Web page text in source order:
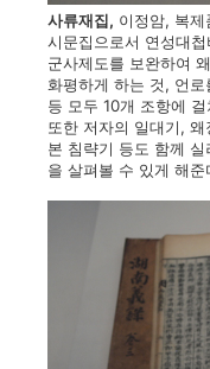
사류재집, 이정암, 복
시문집으로서 연성대
군사제도를 보완하여
화평하게 하는 것, 언
등 모두 10개 조항에
또한 저자의 일대기,
본 침략기 등도 함께
을 살펴볼 수 있게 해